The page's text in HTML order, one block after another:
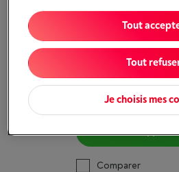
JBL TUNE 205 BLACK
Type: Écouteurs
Connexion: Mini jack
Microphone intégré:
€ 19,84
Comparer
Je choisis mes
Tout
Tout